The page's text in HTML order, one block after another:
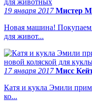
19 января 2017Мистер
Новая машина!
для живот...
17 января 2017Мисс
Катя и кукла Эмили
ко...